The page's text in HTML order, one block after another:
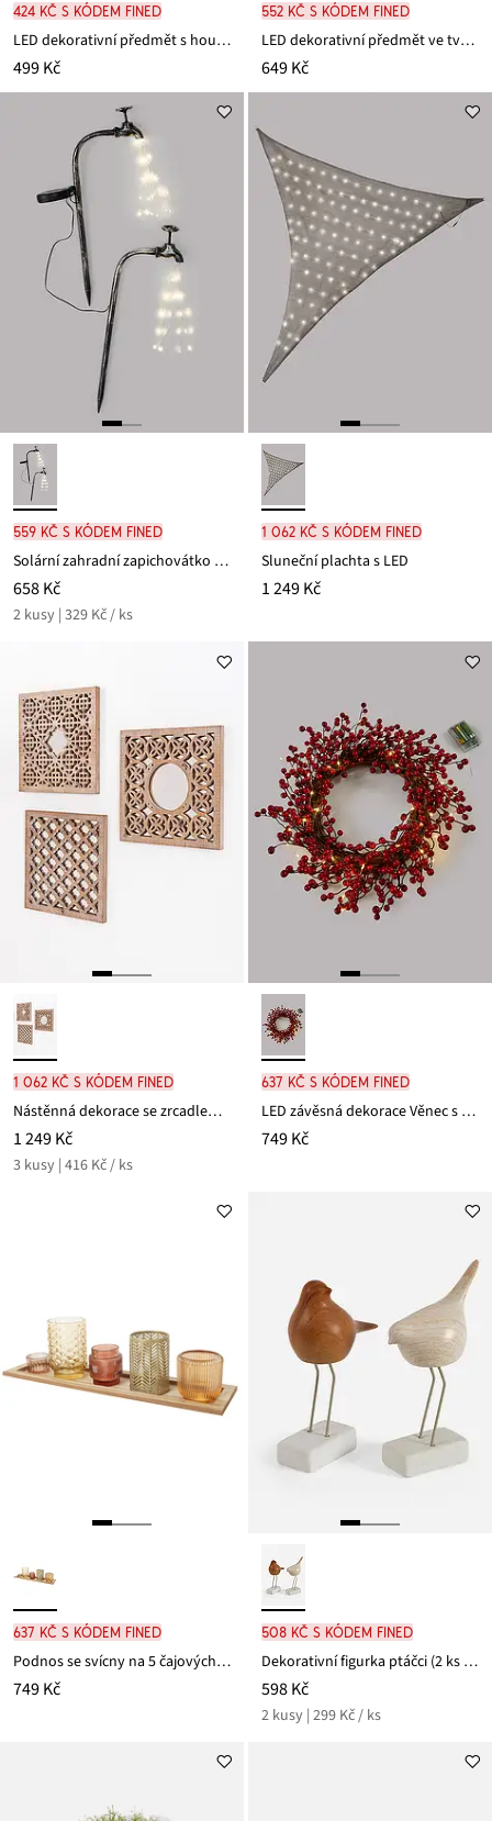
424 Kč s kódem FINED
LED dekorativní předmět s houbami
499 Kč
552 Kč s kódem FINED
LED dekorativní předmět ve tvaru houby
649 Kč
559 Kč s kódem FINED
Solární zahradní zapichovátko ve tvaru kohoutku (2 ks)
658 Kč
2 kusy | 329 Kč / ks
1 062 Kč s kódem FINED
Sluneční plachta s LED
1 249 Kč
1 062 Kč s kódem FINED
Nástěnná dekorace se zrcadlem a ornamenty (3dílné balení)
1 249 Kč
3 kusy | 416 Kč / ks
637 Kč s kódem FINED
LED závěsná dekorace Věnec s bobulemi
749 Kč
637 Kč s kódem FINED
Podnos se svícny na 5 čajových svíček
749 Kč
508 Kč s kódem FINED
Dekorativní figurka ptáčci (2 ks v balení)
598 Kč
2 kusy | 299 Kč / ks